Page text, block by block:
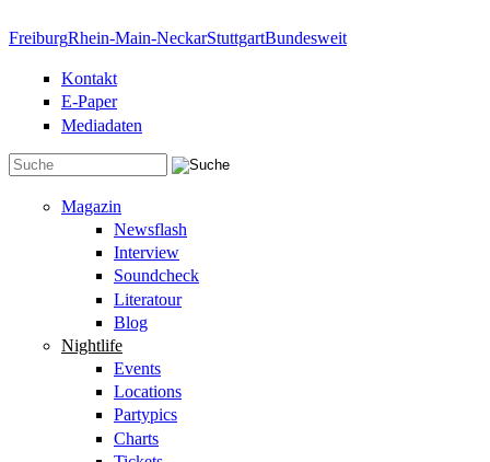
FreiburgRhein-Main-NeckarStuttgartBundesweit
Kontakt
E-Paper
Mediadaten
Magazin
Newsflash
Interview
Soundcheck
Literatour
Blog
Nightlife
Events
Locations
Partypics
Charts